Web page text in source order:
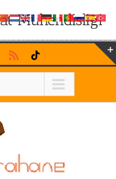
Mühendisliği
Rss